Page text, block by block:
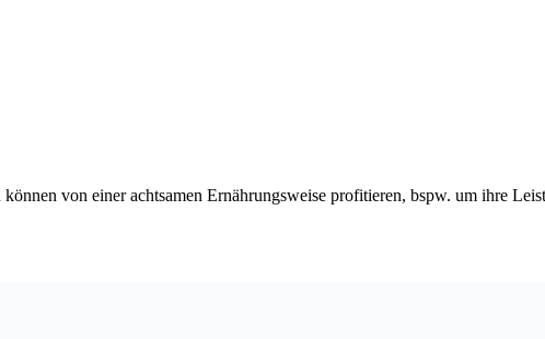
von einer achtsamen Ernährungsweise profitieren, bspw. um ihre